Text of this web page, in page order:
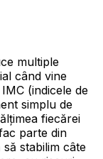
multiple
când vine
(indicele de
simplu de
fiecărei
parte din
stabilim câte